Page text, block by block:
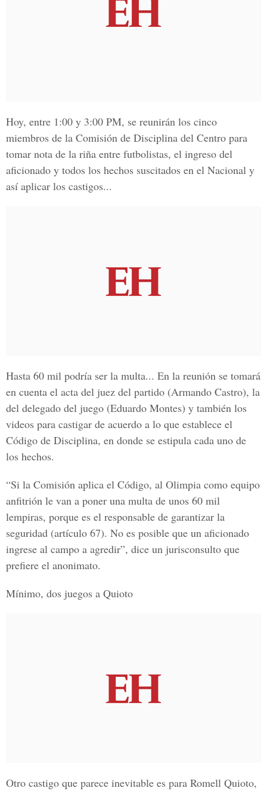
Hoy, entre 1:00 y 3:00 PM, se reunirán los cinco
miembros de la Comisión de Disciplina del Centro para
tomar nota de la riña entre futbolistas, el ingreso del
aficionado y todos los hechos suscitados en el Nacional y
así aplicar los castigos...
Hasta 60 mil podría ser la multa... En la reunión se tomará
en cuenta el acta del juez del partido (Armando Castro), la
del delegado del juego (Eduardo Montes) y también los
videos para castigar de acuerdo a lo que establece el
Código de Disciplina, en donde se estipula cada uno de
los hechos.
“Si la Comisión aplica el Código, al Olimpia como equipo
anfitrión le van a poner una multa de unos 60 mil
lempiras, porque es el responsable de garantizar la
seguridad (artículo 67). No es posible que un aficionado
ingrese al campo a agredir”, dice un jurisconsulto que
prefiere el anonimato.
Mínimo, dos juegos a Quioto
Otro castigo que parece inevitable es para Romell Quioto,